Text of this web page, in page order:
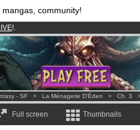
mangas, community!
!.
3.95 eurosper month !Get membership
1208 comics & mangas!.
- SF > La Ménagerie D'Éden > Ch. 3
Full screen Thumbnails